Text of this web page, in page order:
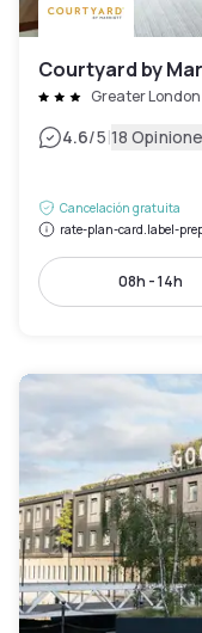
Courtyard by
Greater London
4.6/5|18
Cancelación gratuita
rate-plan-card.label-
08h - 14h